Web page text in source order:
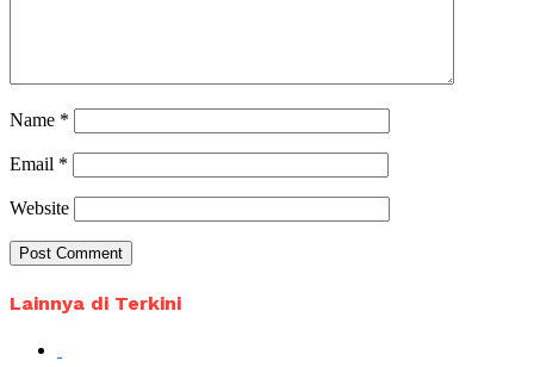
Name *
Email *
Website
Lainnya di Terkini